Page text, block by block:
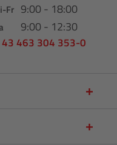
Fr 9:00 - 18:00
9:00 - 12:30
43 463 304 353-0